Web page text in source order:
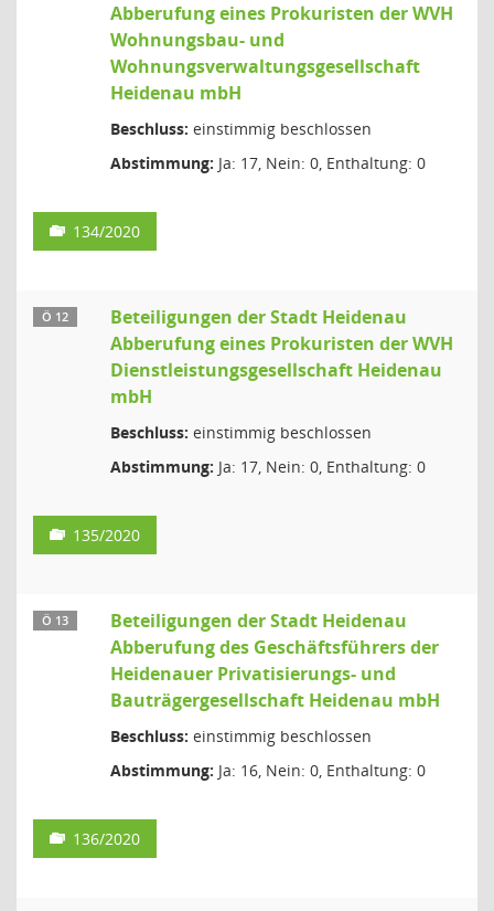
Abberufung eines Prokuristen der WVH
Wohnungsbau- und
Wohnungsverwaltungsgesellschaft
Heidenau mbH
Beschluss: einstimmig beschlossen
Abstimmung: Ja: 17, Nein: 0, Enthaltung: 0
134/2020
Ö 12
Beteiligungen der Stadt Heidenau
Abberufung eines Prokuristen der WVH
Dienstleistungsgesellschaft Heidenau
mbH
Beschluss: einstimmig beschlossen
Abstimmung: Ja: 17, Nein: 0, Enthaltung: 0
135/2020
Ö 13
Beteiligungen der Stadt Heidenau
Abberufung des Geschäftsführers der
Heidenauer Privatisierungs- und
Bauträgergesellschaft Heidenau mbH
Beschluss: einstimmig beschlossen
Abstimmung: Ja: 16, Nein: 0, Enthaltung: 0
136/2020